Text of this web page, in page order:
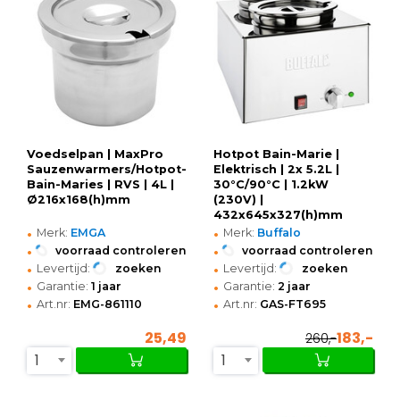
Voedselpan | MaxPro
Sauzenwarmers/Hotpot-
Bain-Maries | RVS | 4L |
Ø216x168(h)mm
• Merk: EMGA
• voorraad controleren
• Levertijd: zoeken
• Garantie: 1 jaar
• Art.nr: EMG-861110
25,49
1
Hotpot Bain-Marie |
Elektrisch | 2x 5.2L |
30°C/90°C | 1.2kW
(230V) |
432x645x327(h)mm
• Merk: Buffalo
• voorraad controleren
• Levertijd: zoeken
• Garantie: 2 jaar
• Art.nr: GAS-FT695
260,-183,-
1